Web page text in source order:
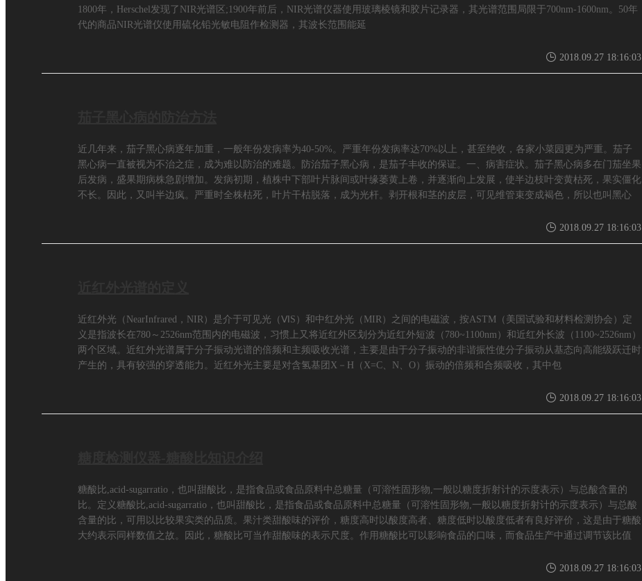
1800年，Herschel发现了NIR光谱区;1900年前后，NIR光谱仪器使用玻璃棱镜和胶片记录器，其光谱范围局限于700nm-1600nm。50年
代的商品NIR光谱仪使用硫化铅光敏电阻作检测器，其波长范围能延
2018.09.27 18:16:03
近几年来，茄子黑心病逐年加重，一般年份发病率为40-50%。严重年份发病率达70%以上，甚至绝收，各家小菜园更为严重。茄子
黑心病一直被视为不治之症，成为难以防治的难题。防治茄子黑心病，是茄子丰收的保证。一、病害症状。茄子黑心病多在门茄坐果
后发病，盛果期病株急剧增加。发病初期，植株中下部叶片脉间或叶缘萎黄上卷，并逐渐向上发展，使半边枝叶变黄枯死，果实僵化
不长。因此，又叫半边疯。严重时全株枯死，叶片干枯脱落，成为光杆。剥开根和茎的皮层，可见维管束变成褐色，所以也叫黑心
2018.09.27 18:16:03
近红外光（NearInfrared，NIR）是介于可见光（ⅥS）和中红外光（MIR）之间的电磁波，按ASTM（美国试验和材料检测协会）定
义是指波长在780～2526nm范围内的电磁波，习惯上又将近红外区划分为近红外短波（780~1100nm）和近红外长波（1100~2526nm）
两个区域。近红外光谱属于分子振动光谱的倍频和主频吸收光谱，主要是由于分子振动的非谐振性使分子振动从基态向高能级跃迁时
产生的，具有较强的穿透能力。近红外光主要是对含氢基团X－H（X=C、N、O）振动的倍频和合频吸收，其中包
2018.09.27 18:16:03
糖酸比,acid-sugarratio，也叫甜酸比，是指食品或食品原料中总糖量（可溶性固形物,一般以糖度折射计的示度表示）与总酸含量的
比。定义糖酸比,acid-sugarratio，也叫甜酸比，是指食品或食品原料中总糖量（可溶性固形物,一般以糖度折射计的示度表示）与总酸
含量的比，可用以比较果实类的品质。果汁类甜酸味的评价，糖度高时以酸度高者、糖度低时以酸度低者有良好评价，这是由于糖酸
大约表示同样数值之故。因此，糖酸比可当作甜酸味的表示尺度。作用糖酸比可以影响食品的口味，而食品生产中通过调节该比值
2018.09.27 18:16:03